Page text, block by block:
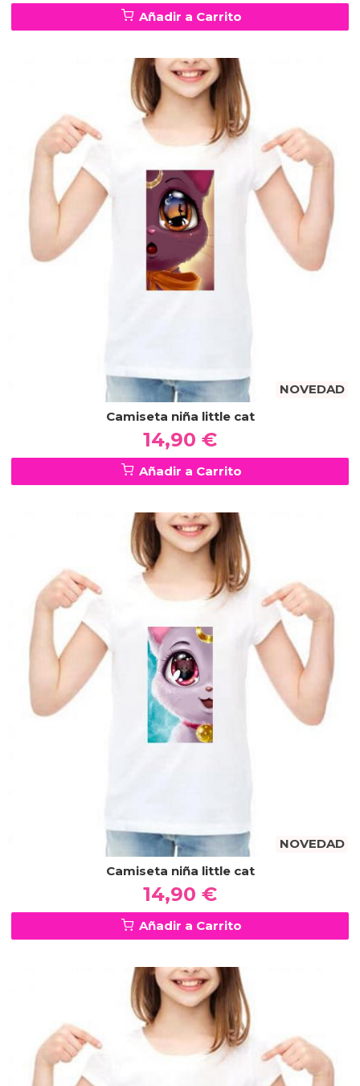
Añadir a Carrito
NOVEDAD
Camiseta niña little cat
14,90 €
Añadir a Carrito
NOVEDAD
Camiseta niña little cat
14,90 €
Añadir a Carrito